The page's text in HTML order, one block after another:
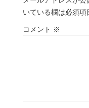
いている欄は必須項
コメント ※